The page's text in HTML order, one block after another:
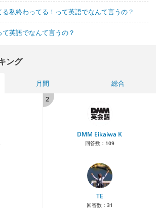
私終わってる！って英語でなんて言うの？
英語でなんて言うの？
ング
月間
総合
2
DMM Eikaiwa K
回答数： 109
TE
回答数： 31